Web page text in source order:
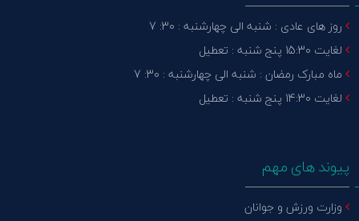
روز های عادی : شنبه الی چهارشنبه : 30: 7
لغایت 15:30 پنج شنبه : تعطیل
ماه مبارک رمضان : شنبه الی چهارشنبه : 30: 7
لغایت 14:30 پنج شنبه : تعطیل
پیوند های مهم
وزارت ورزش و جوانان